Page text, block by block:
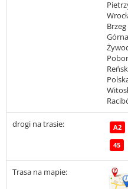
drogi na trasie: A2
45
Trasa na mapie: